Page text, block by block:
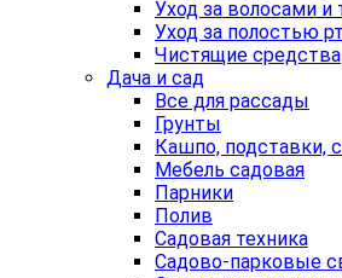
Уход за волосами и
Уход за полостью
Чистящие средства
Дача и сад
Все для рассады
Грунты
Кашпо, подставки,
Мебель садовая
Парники
Полив
Садовая техника
Садово-парковые